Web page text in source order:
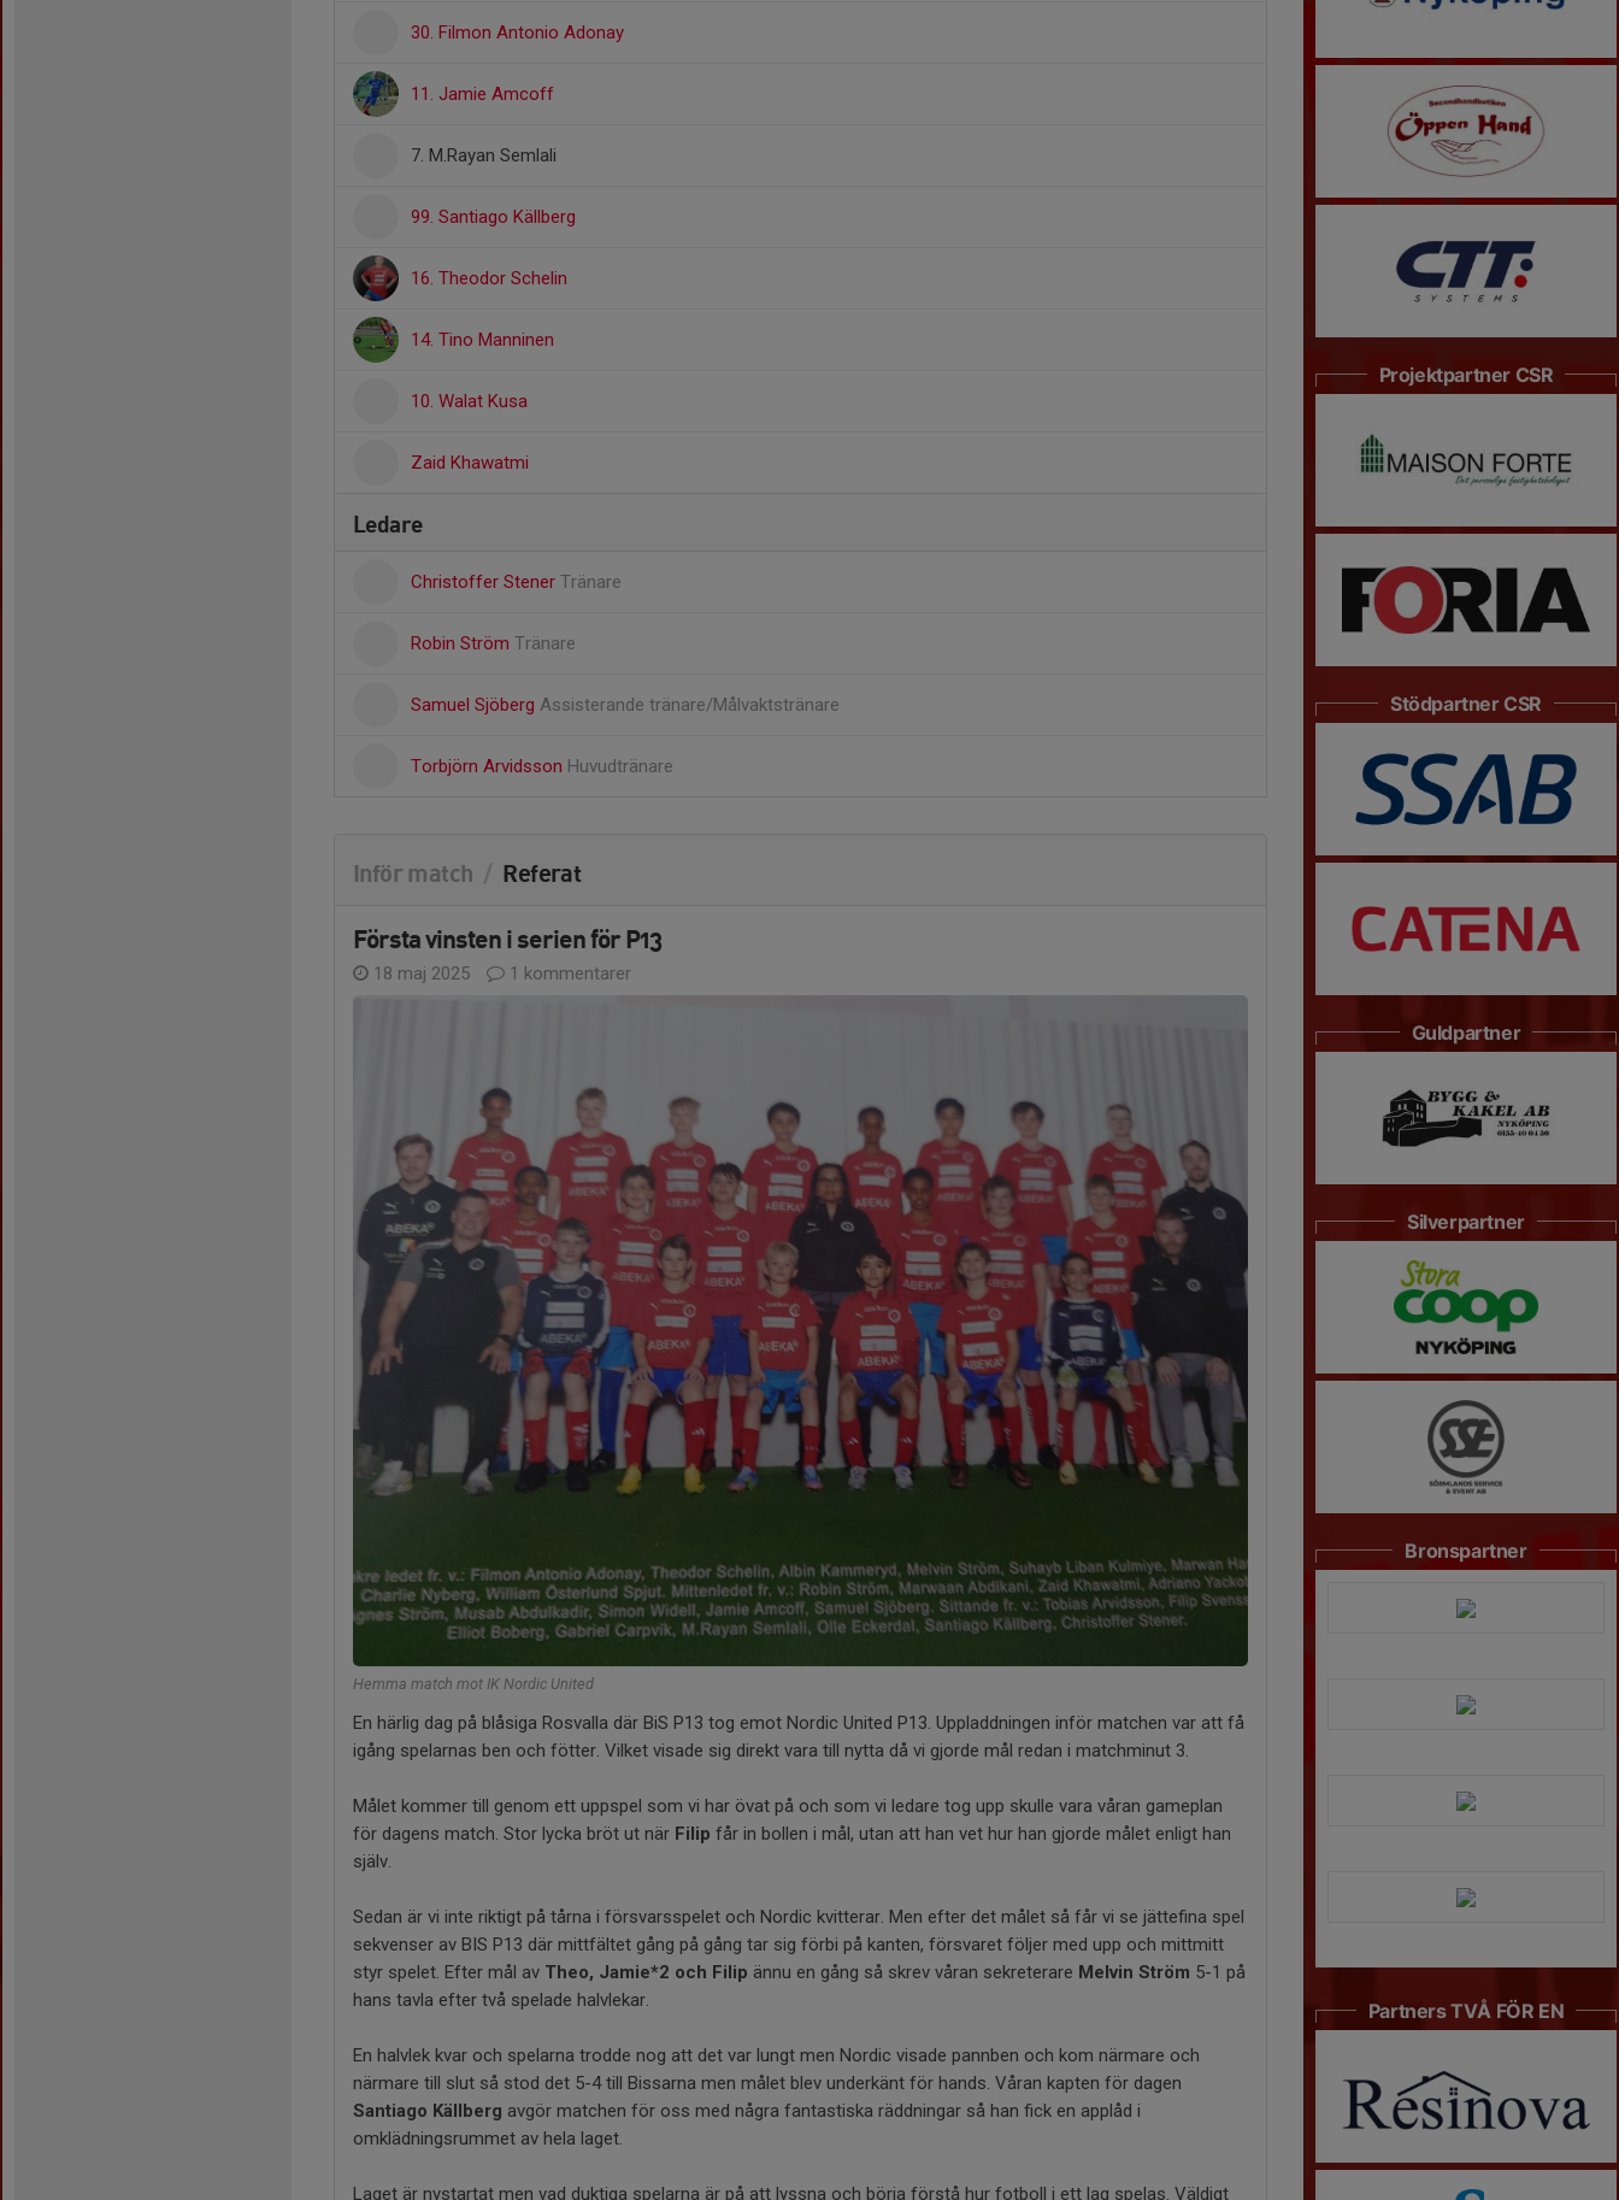
30. Filmon Antonio Adonay
11. Jamie Amcoff
7. M.Rayan Semlali
99. Santiago Källberg
16. Theodor Schelin
14. Tino Manninen
10. Walat Kusa
Zaid Khawatmi
Ledare
Christoffer Stener Tränare
Robin Ström Tränare
Samuel Sjöberg Assisterande tränare/Målvaktstränare
Torbjörn Arvidsson Huvudtränare
Inför match Referat
Första vinsten i serien för P13
18 maj 2025 1 kommentarer
Hemma match mot IK Nordic United
En härlig dag på blåsiga Rosvalla där BiS P13 tog emot Nordic United P13. Uppladdningen inför matchen var att få
igång spelarnas ben och fötter. Vilket visade sig direkt vara till nytta då vi gjorde mål redan i matchminut 3.
Målet kommer till genom ett uppspel som vi har övat på och som vi ledare tog upp skulle vara våran gameplan
för dagens match. Stor lycka bröt ut när Filip får in bollen i mål, utan att han vet hur han gjorde målet enligt han
själv.
Sedan är vi inte riktigt på tårna i försvarsspelet och Nordic kvitterar. Men efter det målet så får vi se jättefina spel
sekvenser av BIS P13 där mittfältet gång på gång tar sig förbi på kanten, försvaret följer med upp och mittmitt
styr spelet. Efter mål av Theo, Jamie*2 och Filip ännu en gång så skrev våran sekreterare Melvin Ström 5-1 på
hans tavla efter två spelade halvlekar.
En halvlek kvar och spelarna trodde nog att det var lungt men Nordic visade pannben och kom närmare och
närmare till slut så stod det 5-4 till Bissarna men målet blev underkänt för hands. Våran kapten för dagen
Santiago Källberg avgör matchen för oss med några fantastiska räddningar så han fick en applåd i
omklädningsrummet av hela laget.
Laget är nystartat men vad duktiga spelarna är på att lyssna och börja förstå hur fotboll i ett lag spelas. Väldigt
Projektpartner CSR
Stödpartner CSR
Guldpartner
Silverpartner
Bronspartner
Partners TVÅ FÖR EN